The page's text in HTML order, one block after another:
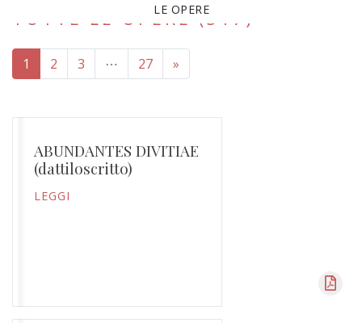
LE OPERE
TUTTE LE OPERE (317)
1 2 3 ⋯ 27 »
ABUNDANTES DIVITIAE
(dattiloscritto)
LEGGI